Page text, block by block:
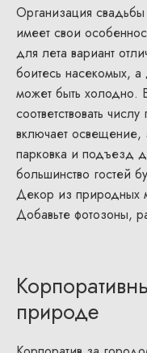
Организация
имеет свои
для лета вариант
боитесь насекомых,
может быть холодно.
соответствовать
включает освещение,
парковка и подъезд
большинство гостей
Декор из природных
Добавьте фотозоны,
природе